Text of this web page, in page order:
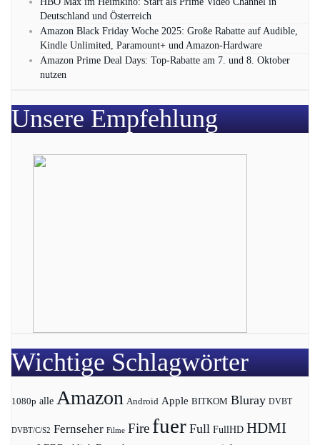
Deutschland und Österreich
Amazon Black Friday Woche 2025: Große Rabatte auf Audible,
Kindle Unlimited, Paramount+ und Amazon‑Hardware
Amazon Prime Deal Days: Top-Rabatte am 7. und 8. Oktober
nutzen
Unsere Empfehlung
Wichtige Schlagwörter
1080p alle Amazon Android Apple BITKOM Bluray DVBT
DVBT/C/S2 Fernseher Filme Fire fuer Full FullHD HDMI